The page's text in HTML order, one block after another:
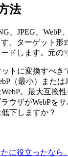
法
、JPEG、WebP
。ターゲット形
ドします。元の
トに変換すべき
（最小）また
。最大互換性
ウザがWebPをサ
下しますか？
に役立ったなら